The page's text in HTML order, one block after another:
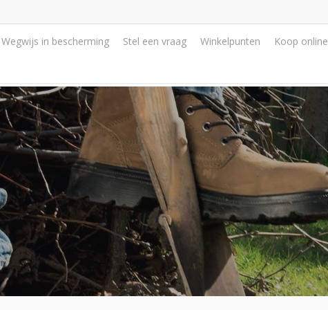
Wegwijs in bescherming Stel een vraag Winkelpunten Koop online